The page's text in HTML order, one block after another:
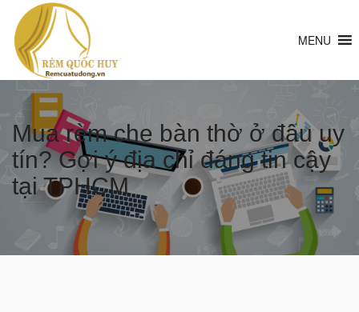
MENU
Mua rèm che bàn thờ ở đâu uy
tín? Gợi ý địa chỉ đáng tin cậy
tại TPHCM